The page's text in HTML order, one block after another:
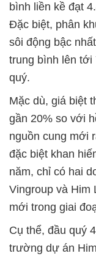
bình liền kề đạt
Đặc biệt, phân
sôi động bậc
trung bình lên tới
quý.
Mặc dù, giá biệt
gần 20% so với
nguồn cung mới
đặc biệt khan
năm, chỉ có hai
Vingroup và Him
mới trong giai
Cụ thể, đầu quý
trường dự án